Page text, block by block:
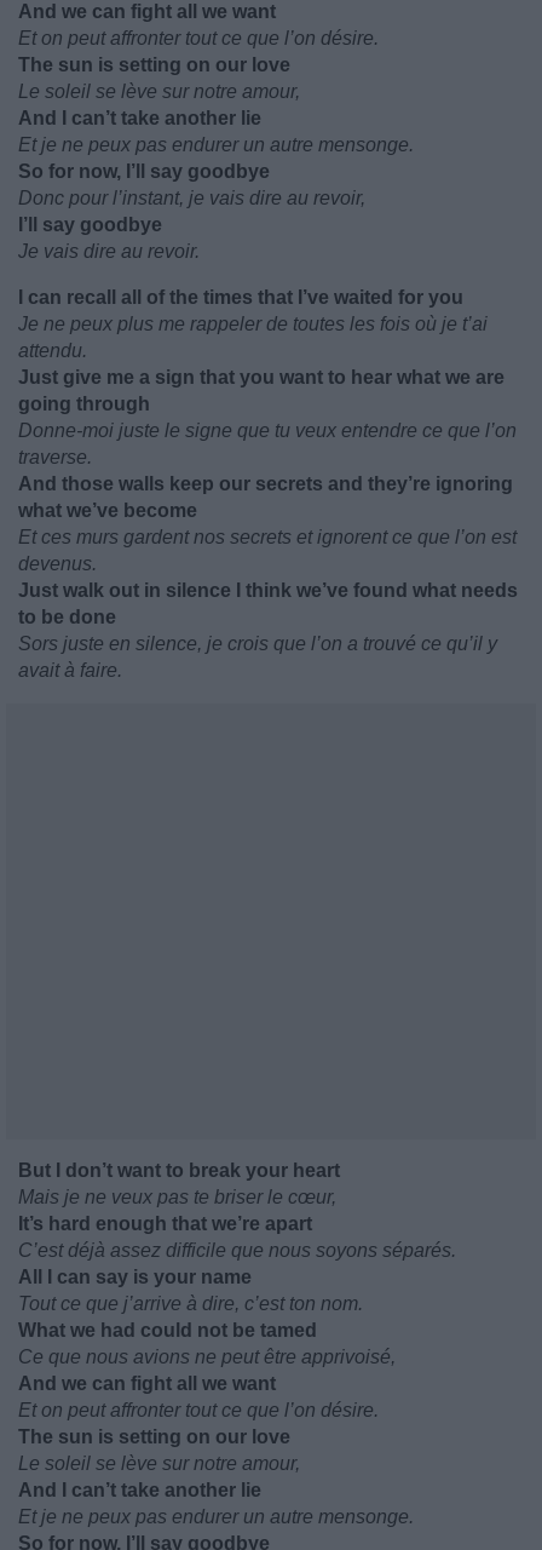
And we can fight all we want
Et on peut affronter tout ce que l’on désire.
The sun is setting on our love
Le soleil se lève sur notre amour,
And I can’t take another lie
Et je ne peux pas endurer un autre mensonge.
So for now, I’ll say goodbye
Donc pour l’instant, je vais dire au revoir,
I’ll say goodbye
Je vais dire au revoir.
I can recall all of the times that I’ve waited for you
Je ne peux plus me rappeler de toutes les fois où je t’ai
attendu.
Just give me a sign that you want to hear what we are
going through
Donne-moi juste le signe que tu veux entendre ce que l’on
traverse.
And those walls keep our secrets and they’re ignoring
what we’ve become
Et ces murs gardent nos secrets et ignorent ce que l’on est
devenus.
Just walk out in silence I think we’ve found what needs
to be done
Sors juste en silence, je crois que l’on a trouvé ce qu’il y
avait à faire.
But I don’t want to break your heart
Mais je ne veux pas te briser le cœur,
It’s hard enough that we’re apart
C’est déjà assez difficile que nous soyons séparés.
All I can say is your name
Tout ce que j’arrive à dire, c’est ton nom.
What we had could not be tamed
Ce que nous avions ne peut être apprivoisé,
And we can fight all we want
Et on peut affronter tout ce que l’on désire.
The sun is setting on our love
Le soleil se lève sur notre amour,
And I can’t take another lie
Et je ne peux pas endurer un autre mensonge.
So for now, I’ll say goodbye